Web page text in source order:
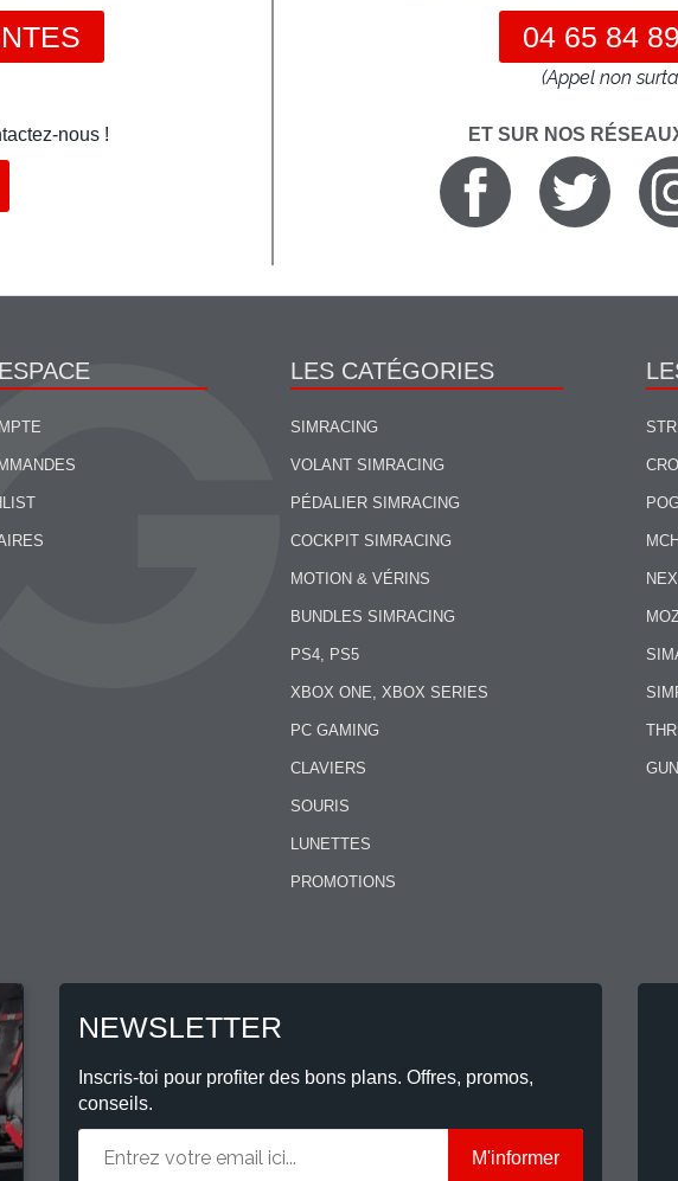
nous !
04 65 84
(Appel non
ET SUR NOS
LES CATÉGORIES
SIMRACING
VOLANT SIMRACING
PÉDALIER SIMRACING
COCKPIT SIMRACING
MOTION & VÉRINS
BUNDLES SIMRACING
PS4, PS5
XBOX ONE, XBOX SERIES
PC GAMING
CLAVIERS
SOURIS
LUNETTES
PROMOTIONS
NEWSLETTER
Inscris-toi pour profiter des bons plans. Offres, promos,
conseils.
M'informer